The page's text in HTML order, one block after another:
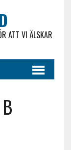
ATT VI ÄLSKAR